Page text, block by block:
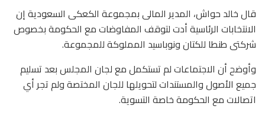
قال خالد حواش، المدير المالى بمجموعة الكعكى السعودية إن
الانتخابات الرئاسية أدت لتوقف المفاوضات مع الحكومة بخصوص
شركتى طنطا للكتان ونوباسيد المملوكة للمجموعة.
وأوضح أن الاجتماعات لم تستكمل مع لجان المجلس بعد تسليم
جميع الأصول والمستندات لتحويلها للجان المختصة ولم تجر أي
اتصالات مع الحكومة خاصة التسوية.